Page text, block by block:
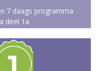
7 daags programma
deel 1a